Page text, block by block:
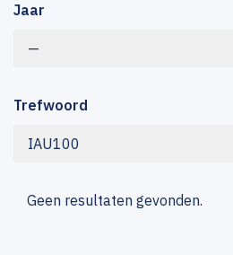
Jaar
—
Trefwoord
IAU100
Geen resultaten gevonden.